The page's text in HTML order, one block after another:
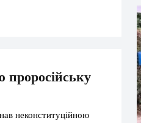
неконституційною